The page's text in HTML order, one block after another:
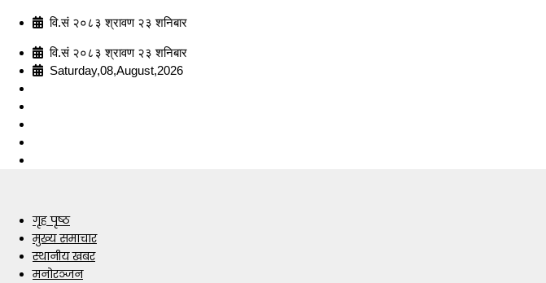
वि.सं २०८३ श्रावण २३ शनिबार
वि.सं २०८३ श्रावण २३ शनिबार
Saturday,08,August,2026
गृह पृष्ठ
मुख्य समाचार
स्थानीय खबर
मनोरञ्जन